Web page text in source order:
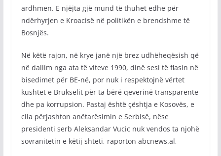
ardhmen. E njëjta gjë mund të thuhet edhe për
ndërhyrjen e Kroacisë në politikën e brendshme të
Bosnjës.
Në këtë rajon, në krye janë një brez udhëheqësish që
në dallim nga ata të viteve 1990, dinë sesi të flasin në
bisedimet për BE-në, por nuk i respektojnë vërtet
kushtet e Brukselit për ta bërë qeverinë transparente
dhe pa korrupsion. Pastaj është çështja e Kosovës, e
cila përjashton anëtarësimin e Serbisë, nëse
presidenti serb Aleksandar Vucic nuk vendos ta njohë
sovranitetin e këtij shteti, raporton abcnews.al,